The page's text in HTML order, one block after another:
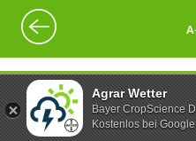
Agrar Wetter
Bayer CropScience
Kostenlos bei